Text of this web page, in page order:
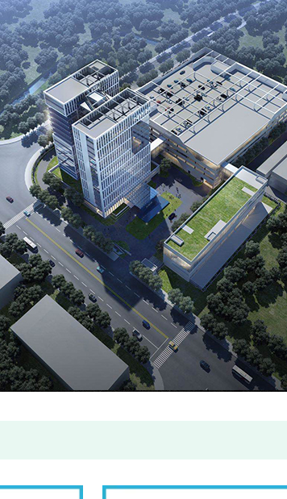
Ekonomi multi jet kering jenis meter air (model Itron)